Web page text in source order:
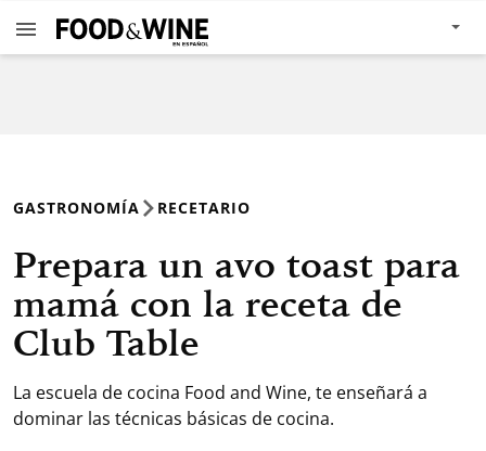
GASTRONOMÍA RECETARIO
Prepara un avo toast para
mamá con la receta de
Club Table
La escuela de cocina Food and Wine, te enseñará a
dominar las técnicas básicas de cocina.